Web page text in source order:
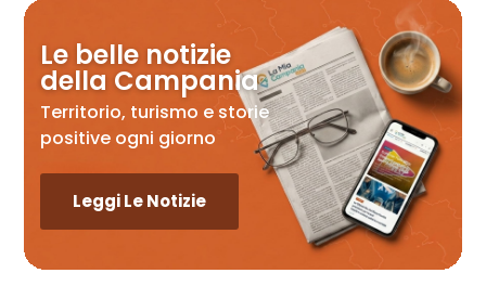
Le belle notizie
della Campania
Territorio, turismo e storie
positive ogni giorno
Leggi Le Notizie